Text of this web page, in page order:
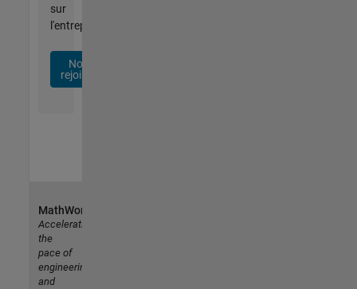
sur
l'entreprise.
Nous
rejoindre
MathWorks
Accelerating
the
pace of
engineering
and